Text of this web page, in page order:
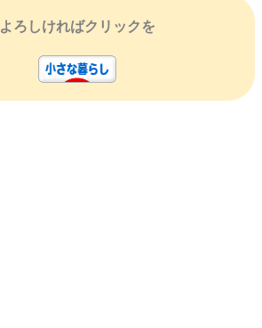
よろしければクリックを